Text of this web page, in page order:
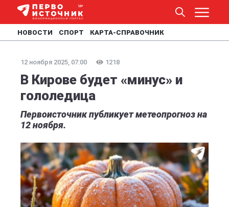
НОВОСТИ СПОРТ КАРТА-СПРАВОЧНИК
12 ноября 2025, 07:00 1218
В Кирове будет «минус» и
гололедица
Первоисточник публикует метеопрогноз на
12 ноября.